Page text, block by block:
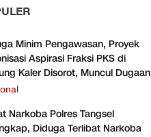
Minim Pengawasan, Proyek
Aspirasi Fraksi PKS di
Kaler Disorot, Muncul Dugaan
Volume
Narkoba Polres Tangsel
Diduga Terlibat Narkoba